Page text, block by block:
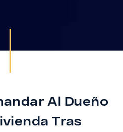
Al Dueño
Tras